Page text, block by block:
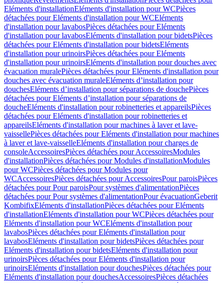
Eléments d'installationEléments d'installation pour WCPièces
détachées pour Eléments d'installation pour WCEléments
d'installation pour lavabosPièces détachées pour Eléments
d'installation pour lavabosEléments d'installation pour bidetsPièces
détachées pour Eléments d'installation pour bidetsEléments
d'installation pour urinoirsPièces détachées pour Eléments
d'installation pour urinoirsEléments d'installation pour douches avec
évacuation muralePièces détachées pour Eléments d'installation pour
douches avec évacuation muraleEléments d’installation pour
douchesEléments d’installation pour séparations de douchePièces
détachées pour Eléments d’installation pour séparations de
doucheEléments d'installation pour robinetteries et appareilsPièces
détachées pour Eléments d'installation pour robinetteries et
appareilsEléments d'installation pour machines à laver et lave-
vaissellePièces détachées pour Eléments d'installation pour machines
à laver et lave-vaisselleEléments d'installation pour charges de
consoleAccessoiresPièces détachées pour AccessoiresModules
d'installationPièces détachées pour Modules d'installationModules
pour WCPièces détachées pour Modules pour
WCAccessoiresPièces détachées pour AccessoiresPour paroisPièces
détachées pour Pour paroisPour systèmes d'alimentationPièces
détachées pour Pour systèmes d'alimentationPour évacuationGeberit
KombifixEléments d'installationPièces détachées pour Eléments
d'installationEléments d'installation pour WCPièces détachées pour
Eléments d'installation pour WCEléments d'installation pour
lavabosPièces détachées pour Eléments d'installation pour
lavabosEléments d'installation pour bidetsPièces détachées pour
Eléments d'installation pour bidetsEléments d'installation pour
urinoirsPièces détachées pour Eléments d'installation pour
urinoirsEléments d'installation pour douchesPièces détachées pour
Eléments d'installation pour douchesAccessoiresPièces détachées